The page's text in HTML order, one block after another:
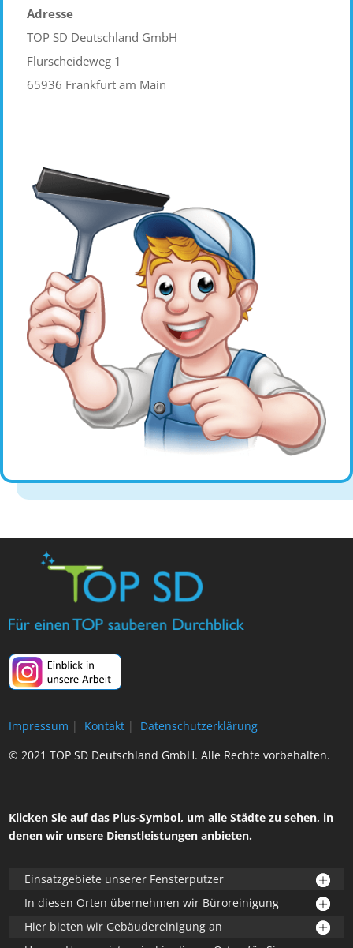
Adresse
TOP SD Deutschland GmbH
Flurscheideweg 1
65936 Frankfurt am Main
Impressum | Kontakt |
Datenschutzerklärung
© 2021 TOP SD Deutschland GmbH. Alle Rechte vorbehalten.
Klicken Sie auf das Plus-Symbol, um alle Städte zu sehen, in
denen wir unsere Dienstleistungen anbieten.
Einsatzgebiete unserer Fensterputzer
In diesen Orten übernehmen wir Büroreinigung
Hier bieten wir Gebäudereinigung an